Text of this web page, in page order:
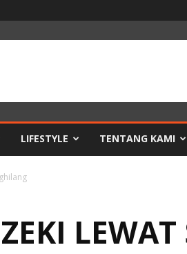
LIFESTYLE TENTANG KAMI
LEWAT